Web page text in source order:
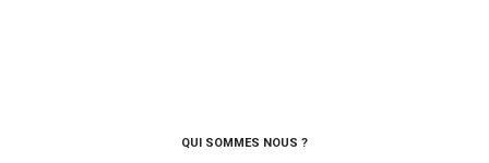
QUI SOMMES NOUS ?